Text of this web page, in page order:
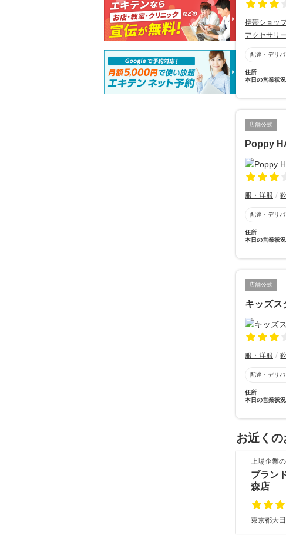
携帯ショッ
アクセサリ
配達・デリ
住所
本日の営業状況
店舗公式
Poppy
服・洋服
配達・デリ
住所
本日の営業状況
店舗公式
キッズス
服・洋服
配達・デリ
住所
本日の営業状況
お近くの
上場企業
ブラン
森店
東京都大